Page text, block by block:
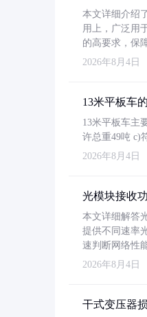
本文详细介绍
用上，广泛用
的高要求，保
2026年8月4日
13米平板车
13米平板车主
许总重49吨 c)
2026年8月4日
光模块接收
本文详细解答
提供不同速率
速判断网络性
2026年8月4日
干式变压器